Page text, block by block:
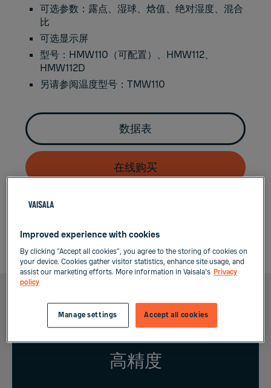
可选参数：露点、湿球、焓值、绝对湿度、混合
比
可选显示屏
型号：HMW110（可配置）、HMW112、
HMW112D
另请参阅温度型号：TMW110
数据表
在线购买
联系我们
高精度
Improved experience with cookies
By clicking “Accept all cookies”, you agree to the storing of cookies on
your device. Cookies gather visitor statistics, enhance site usage, and
assist our marketing efforts. More information in Vaisala's Privacy
policy
Accept all cookies
Manage settings